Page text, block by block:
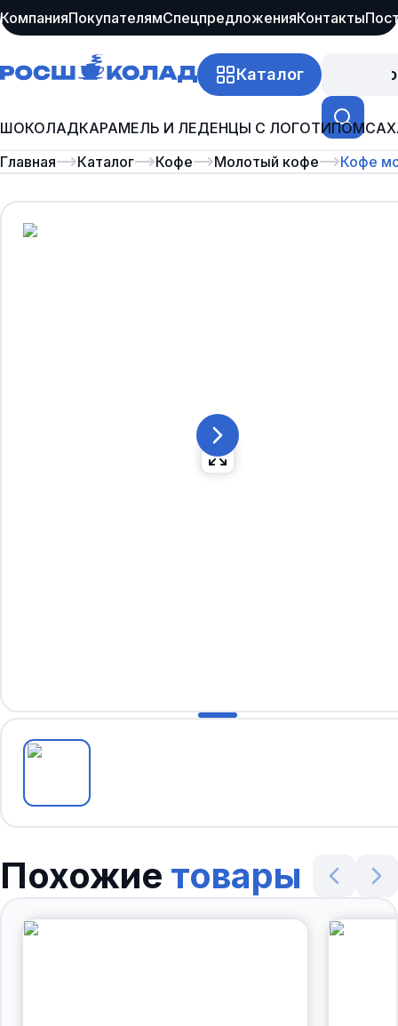
КомпанияПокупателямСпецпредложенияКонтакты
Каталог
ШОКОЛАДКАРАМЕЛЬ И ЛЕДЕНЦЫ С ЛОГОТИПОМ
Главная
Каталог Кофе Молотый кофе Кофе
Похожие товары